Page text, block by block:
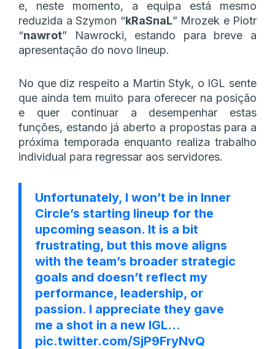
e, neste momento, a equipa está mesmo
reduzida a Szymon “⁠kRaSnaL⁠” Mrozek e Piotr
“⁠nawrot⁠” Nawrocki, estando para breve a
apresentação do novo lineup.
No que diz respeito a Martin Styk, o IGL sente
que ainda tem muito para oferecer na posição
e quer continuar a desempenhar estas
funções, estando já aberto a propostas para a
próxima temporada enquanto realiza trabalho
individual para regressar aos servidores.
Unfortunately, I won’t be in Inner
Circle’s starting lineup for the
upcoming season. It is a bit
frustrating, but this move aligns
with the team’s broader strategic
goals and doesn’t reflect my
performance, leadership, or
passion. I appreciate they gave
me a shot in a new IGL…
pic.twitter.com/SjP9FryNvQ